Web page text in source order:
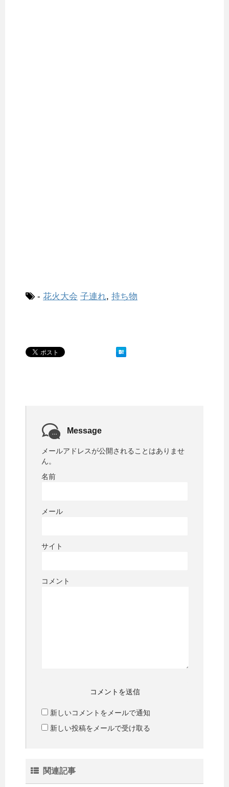
- 花火大会 子連れ, 持ち物
Message
メールアドレスが公開されることはありませ
ん。
名前
メール
サイト
コメント
新しいコメントをメールで通知
新しい投稿をメールで受け取る
関連記事